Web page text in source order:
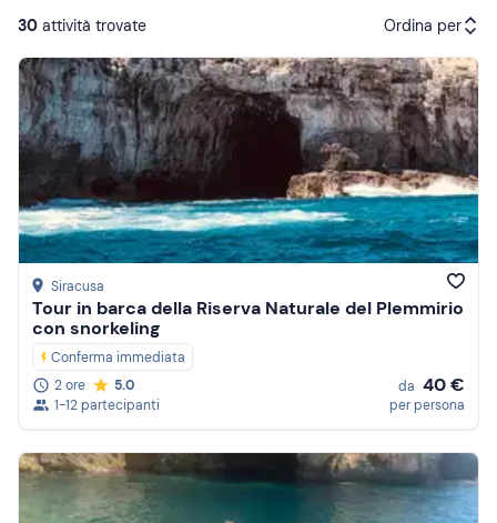
30 attività trovate Ordina per
Attività consigliate
Prezzo (crescente)
Prezzo (decrescente)
Recensioni
Siracusa
Tour in barca della Riserva Naturale del Plemmirio
con snorkeling
Conferma immediata
2 ore
5.0
1-12 partecipanti
da 40 €
per persona